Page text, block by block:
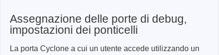
Assegnazione delle porte di debug,
impostazioni dei ponticelli
La porta Cyclone a cui un utente accede utilizzando un